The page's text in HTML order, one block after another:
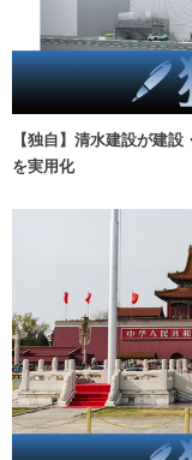
【独自】清水建設が建
を実用化